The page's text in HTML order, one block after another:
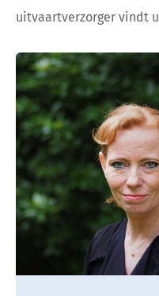
uitvaartverzorger vindt